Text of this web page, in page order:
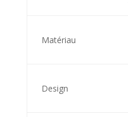
Matériau
Design